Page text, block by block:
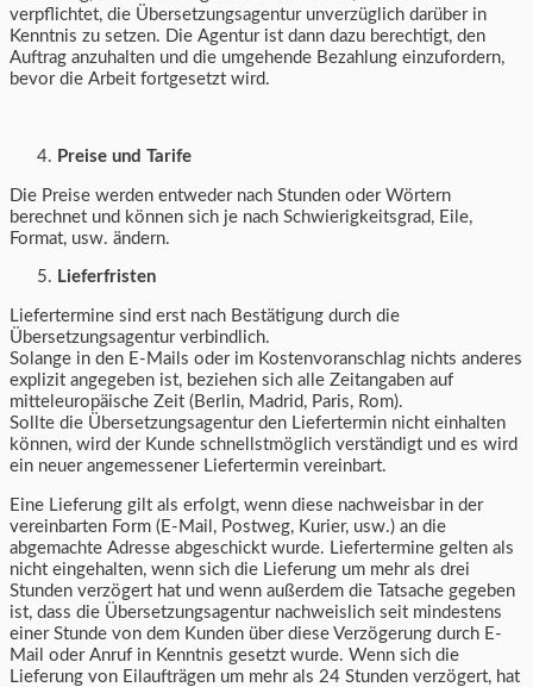
verpflichtet, die Übersetzungsagentur unverzüglich darüber in
Kenntnis zu setzen. Die Agentur ist dann dazu berechtigt, den
Auftrag anzuhalten und die umgehende Bezahlung einzufordern,
bevor die Arbeit fortgesetzt wird.
Preise und Tarife
Die Preise werden entweder nach Stunden oder Wörtern
berechnet und können sich je nach Schwierigkeitsgrad, Eile,
Format, usw. ändern.
Lieferfristen
Liefertermine sind erst nach Bestätigung durch die
Übersetzungsagentur verbindlich.
Solange in den E-Mails oder im Kostenvoranschlag nichts anderes
explizit angegeben ist, beziehen sich alle Zeitangaben auf
mitteleuropäische Zeit (Berlin, Madrid, Paris, Rom).
Sollte die Übersetzungsagentur den Liefertermin nicht einhalten
können, wird der Kunde schnellstmöglich verständigt und es wird
ein neuer angemessener Liefertermin vereinbart.
Eine Lieferung gilt als erfolgt, wenn diese nachweisbar in der
vereinbarten Form (E-Mail, Postweg, Kurier, usw.) an die
abgemachte Adresse abgeschickt wurde. Liefertermine gelten als
nicht eingehalten, wenn sich die Lieferung um mehr als drei
Stunden verzögert hat und wenn außerdem die Tatsache gegeben
ist, dass die Übersetzungsagentur nachweislich seit mindestens
einer Stunde von dem Kunden über diese Verzögerung durch E-
Mail oder Anruf in Kenntnis gesetzt wurde. Wenn sich die
Lieferung von Eilaufträgen um mehr als 24 Stunden verzögert, hat